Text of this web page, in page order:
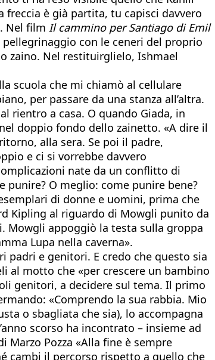
è già partita, tu capisci davvero
Nel film Il cammino per Santiago di Emil
con le ceneri del proprio
zaino. Nel restituirglielo, Ishmael
scuola che mi chiamò al cellulare
per passare da una stanza all’altra.
rientro a casa. O quando Giada, in
doppio fondo dello zainetto. «A dire il
alla sera. Se poi il padre,
e ci si vorrebbe davvero
nate da un conflitto di
punire? O meglio: come punire bene?
di donne e uomini, prima che
Kipling al riguardo di Mowgli punito da
Mowgli appoggiò la testa sulla groppa
Lupa nella caverna».
e genitori. E credo che questo sia
al motto che «per crescere un bambino
genitori, a decidere sul tema. Il primo
«Comprendo la sua rabbia. Mio
o sbagliata che sia), lo accompagna
scorso ha incontrato – insieme ad
Pozza «Alla fine è sempre
cambi il percorso rispetto a quello che